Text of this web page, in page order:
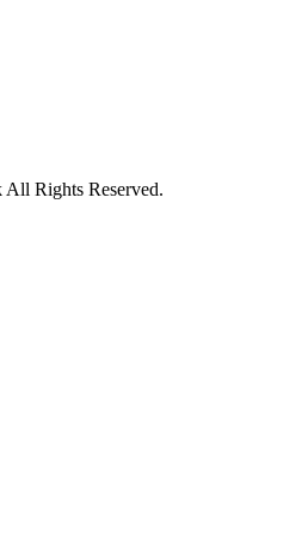
Rights Reserved.